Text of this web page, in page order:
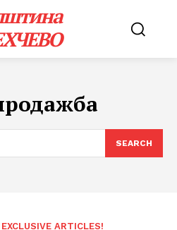
SEARCH
ARTICLES!